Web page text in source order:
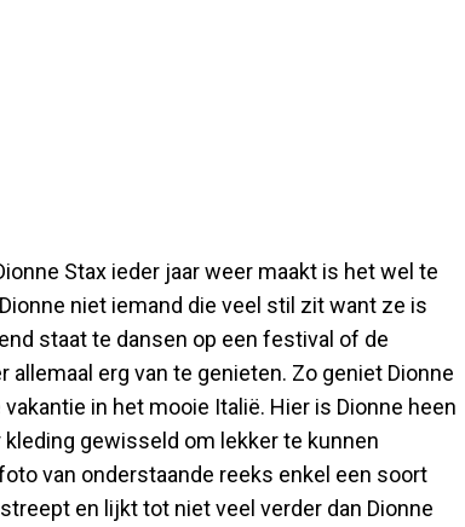
Stax ieder jaar weer maakt is het wel te
niet iemand die veel stil zit want ze is
staat te dansen op een festival of de
allemaal erg van te genieten. Zo geniet Dionne
in het mooie Italië. Hier is Dionne heen
gewisseld om lekker te kunnen
van onderstaande reeks enkel een soort
en lijkt tot niet veel verder dan Dionne